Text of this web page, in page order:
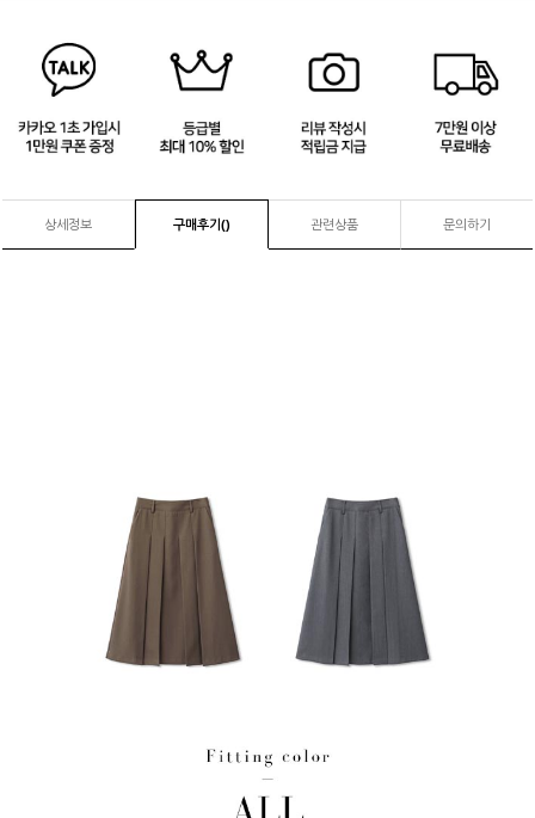
상세정보 구매후기() 관련상품 문의하기